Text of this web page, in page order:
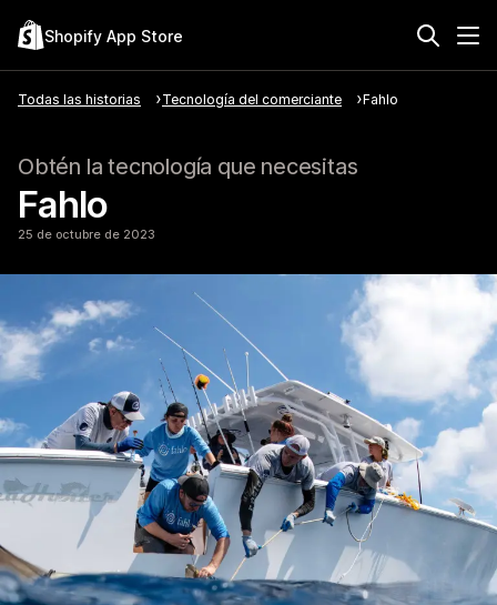
Shopify App Store
Todas las historias Tecnología del comerciante Fahlo
Obtén la tecnología que necesitas
Fahlo
25 de octubre de 2023